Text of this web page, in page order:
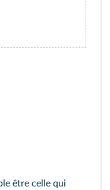
être celle qui